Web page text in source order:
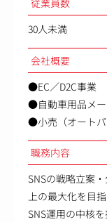
従業員数
30人未満
会社概要
●EC／D2C事業
●自動車用品メ
●小売（オートパ
職務内容
SNSの戦略立案
上の最大化を目
SNS運用の中核